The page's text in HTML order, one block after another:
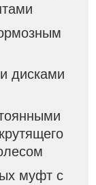
дисками
муфт с